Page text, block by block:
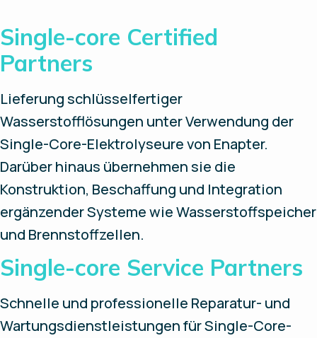
Single-core Certified
Partners
Lieferung schlüsselfertiger
Wasserstofflösungen unter Verwendung der
Single-Core-Elektrolyseure von Enapter.
Darüber hinaus übernehmen sie die
Konstruktion, Beschaffung und Integration
ergänzender Systeme wie Wasserstoffspeicher
und Brennstoffzellen.
Single-core Service Partners
Schnelle und professionelle Reparatur- und
Wartungsdienstleistungen für Single-Core-